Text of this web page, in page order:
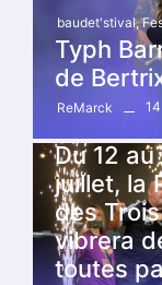
baudet'stival,
Typh
de
ReMarck
Du 12 au
juillet, la
des
vibrera
toutes